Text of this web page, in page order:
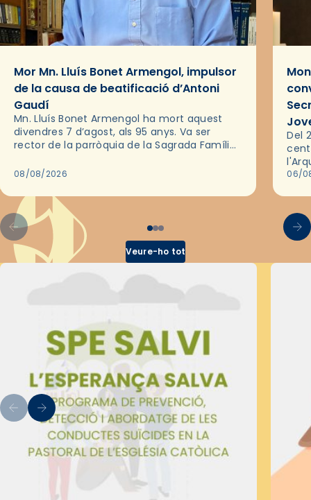
Mor Mn. Lluís Bonet Armengol, impulsor
de la causa de beatificació d’Antoni
Gaudí
Mn. Lluís Bonet Armengol ha mort aquest
divendres 7 d’agost, als 95 anys. Va ser
rector de la parròquia de la Sagrada Família
2018,…
08/08/2026
Del
les
06/
Veure-ho tot